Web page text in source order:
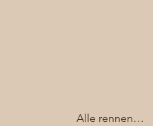
Alle rennen…